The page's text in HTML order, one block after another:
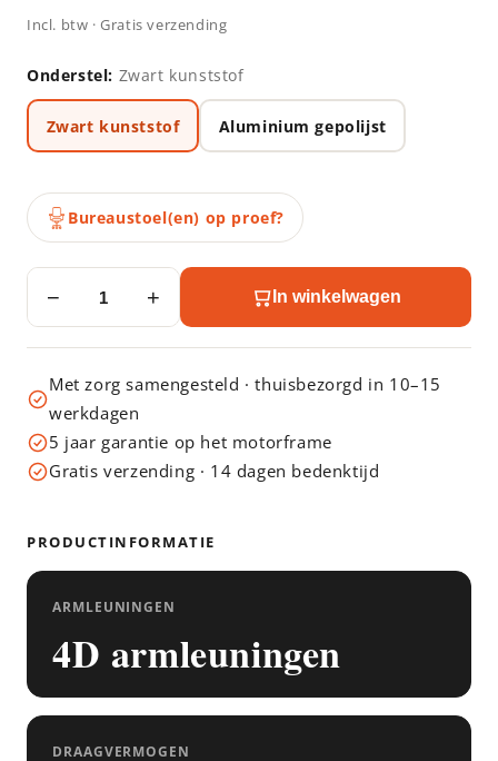
Incl. btw · Gratis verzending
Onderstel: Zwart kunststof
Zwart kunststof Aluminium gepolijst
Bureaustoel(en) op proef?
− + In winkelwagen
Met zorg samengesteld · thuisbezorgd in 10–15
werkdagen
5 jaar garantie op het motorframe
Gratis verzending · 14 dagen bedenktijd
PRODUCTINFORMATIE
ARMLEUNINGEN
4D armleuningen
DRAAGVERMOGEN